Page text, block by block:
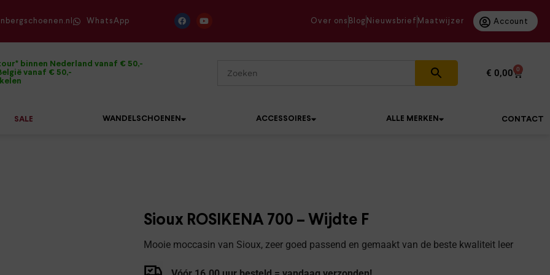
WhatsApp Over ons Blog Nieuwsbrief Maatwijzer Account
binnen Nederland vanaf € 50,-
vanaf € 50,-
€ 0,00 0
SALE WANDELSCHOENEN ACCESSOIRES ALLE MERKEN CONTACT
Sioux ROSIKENA 700 – Wijdte F
Mooie moccasin van Sioux, zeer goed passend en gemaakt van de beste kwaliteit leer